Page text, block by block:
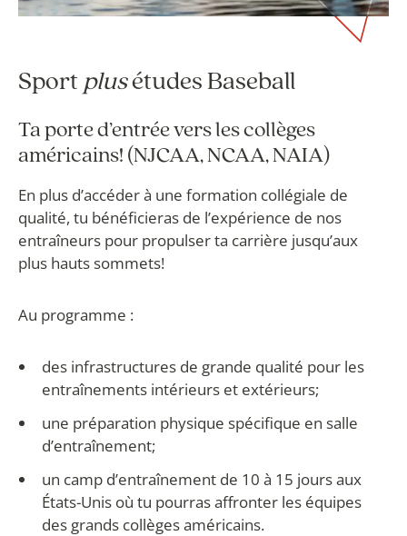
Sport plusétudes Baseball
Ta porte d’entrée vers les collèges
américains! (NJCAA, NCAA, NAIA)
En plus d’accéder à une formation collégiale de
qualité, tu bénéficieras de l’expérience de nos
entraîneurs pour propulser ta carrière jusqu’aux
plus hauts sommets!
Au programme :
des infrastructures de grande qualité pour les
entraînements intérieurs et extérieurs;
une préparation physique spécifique en salle
d’entraînement;
un camp d’entraînement de 10 à 15 jours aux
États-Unis où tu pourras affronter les équipes
des grands collèges américains.